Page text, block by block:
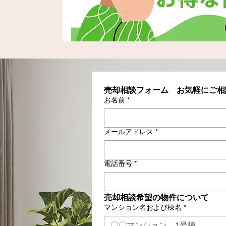
売却相談フォーム　お気軽にご
お名前 *
メールアドレス *
電話番号 *
売却相談希望の物件について
マンション名および棟名 *